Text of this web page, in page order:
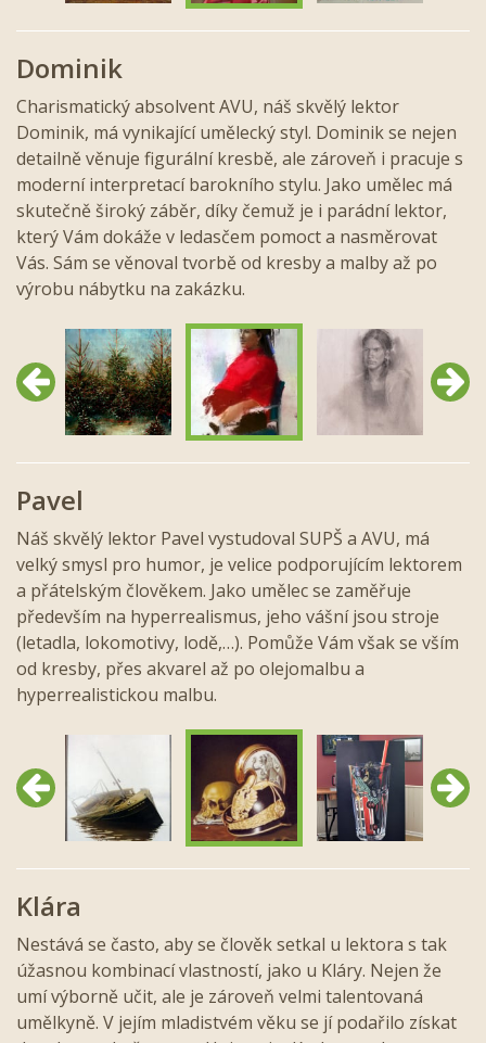
Dominik
Charismatický absolvent AVU, náš skvělý lektor
Dominik, má vynikající umělecký styl. Dominik se nejen
detailně věnuje figurální kresbě, ale zároveň i pracuje s
moderní interpretací barokního stylu. Jako umělec má
skutečně široký záběr, díky čemuž je i parádní lektor,
který Vám dokáže v ledasčem pomoct a nasměrovat
Vás. Sám se věnoval tvorbě od kresby a malby až po
výrobu nábytku na zakázku.
Předchozí Další
Pavel
Náš skvělý lektor Pavel vystudoval SUPŠ a AVU, má
velký smysl pro humor, je velice podporujícím lektorem
a přátelským člověkem. Jako umělec se zaměřuje
především na hyperrealismus, jeho vášní jsou stroje
(letadla, lokomotivy, lodě,…). Pomůže Vám však se vším
od kresby, přes akvarel až po olejomalbu a
hyperrealistickou malbu.
Předchozí Další
Klára
Nestává se často, aby se člověk setkal u lektora s tak
úžasnou kombinací vlastností, jako u Kláry. Nejen že
umí výborně učit, ale je zároveň velmi talentovaná
umělkyně. V jejím mladistvém věku se jí podařilo získat